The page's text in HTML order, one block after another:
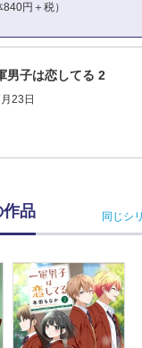
円＋税）
男子は恋してる 2
23日
作品 同じシ